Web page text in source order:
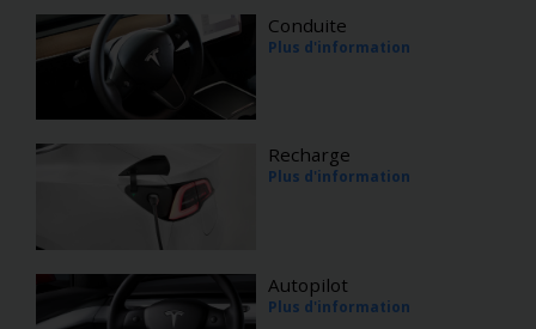
Conduite
Plus d'information
Recharge
Plus d'information
Autopilot
Plus d'information